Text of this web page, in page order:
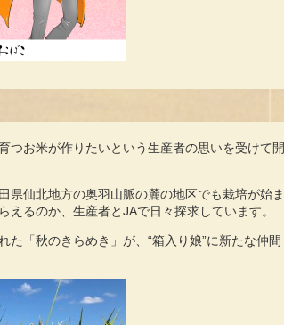
つお米が作りたいという生産者の思いを受けて開
県仙北地方の奥羽山脈の麓の地区でも栽培が始ま
るのか、生産者とJAで日々探求しています。
「秋のきらめき」が、“箱入り娘”に新たな仲間